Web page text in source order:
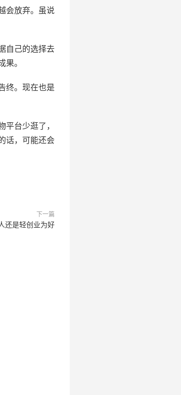
会放弃。虽说
自己的选择去
。
终。现在也是
台少逛了，
话，可能还会
下一篇
还是轻创业为好